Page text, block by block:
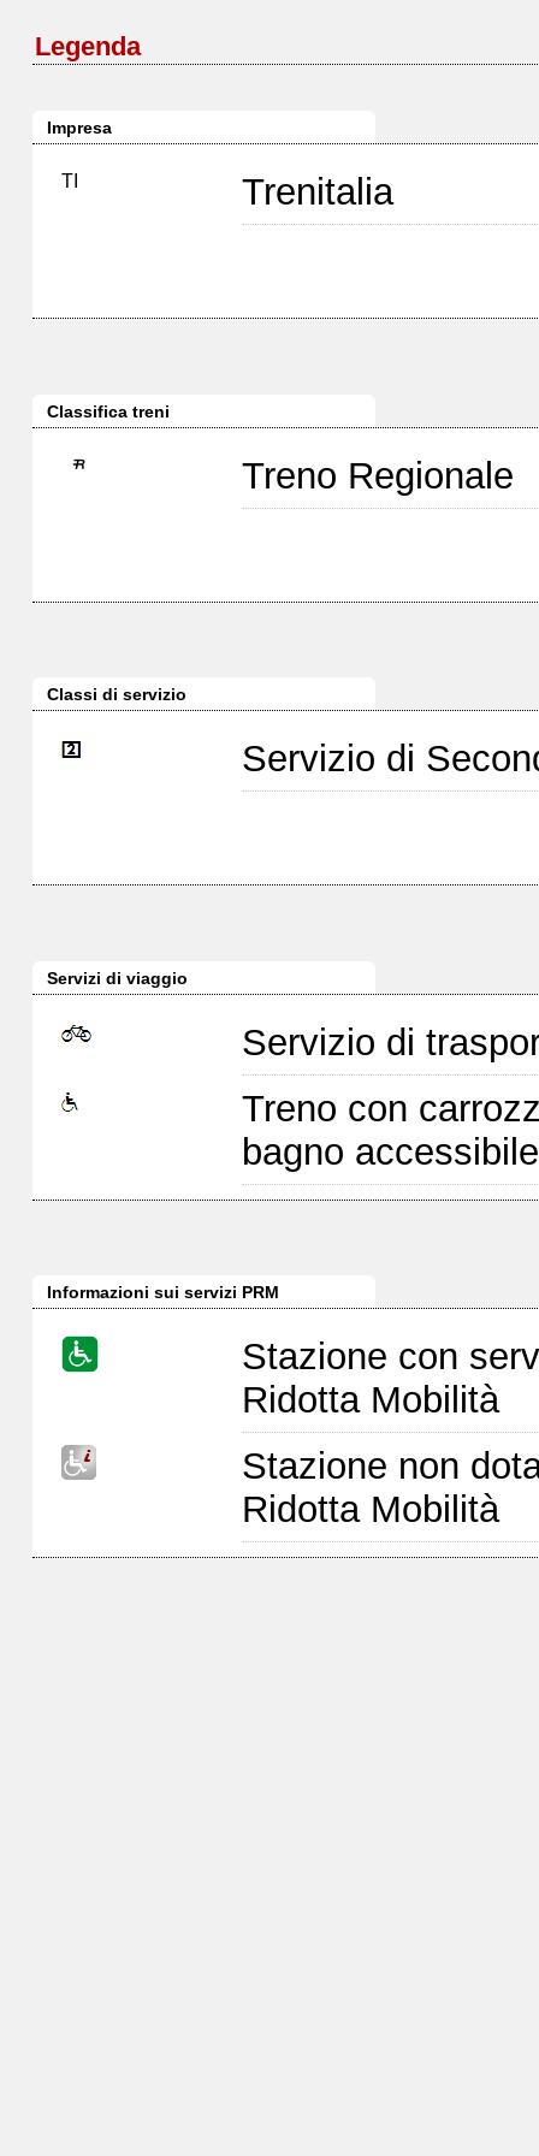
Legenda
Impresa
TI Trenitalia
Classifica treni
Treno Regionale
Classi di servizio
Servizio di
Servizi di viaggio
Servizio di
Treno con
bagno
Informazioni sui servizi PRM
Stazione con
Ridotta Mobilità
Stazione non
Ridotta Mobilità